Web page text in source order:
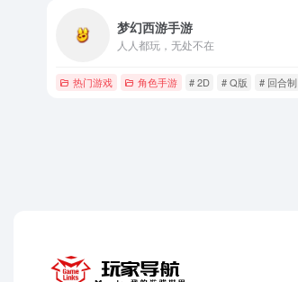
梦幻西游手游
人人都玩，无处不在
热门游戏 角色手游 # 2D # Q版 # 回合制